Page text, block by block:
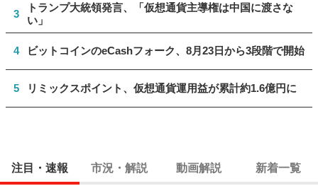
3
トランプ大統領発言、「仮想通貨主導権は中国に渡さな
い」
4 ビットコインのeCashフォーク、8月23日から3段階で開始
5 リミックスポイント、仮想通貨運用益が累計約1.6億円に
注目・速報 市況・解説 動画解説 新着一覧